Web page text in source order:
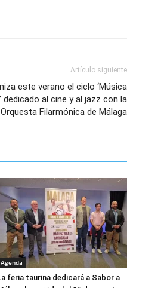
Artículo siguiente
este verano el ciclo ‘Música
dedicado al cine y al jazz con la
Orquesta Filarmónica de Málaga
Agenda
feria taurina dedicará a Sabor a